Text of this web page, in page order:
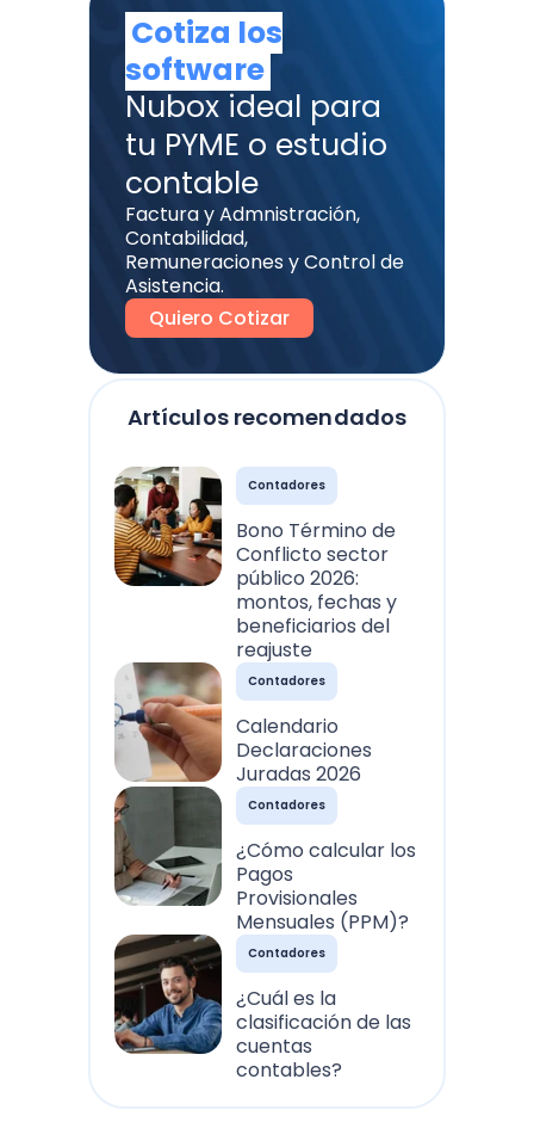
Artículos recomendados
Contadores
Bono Término de
Conflicto sector
público 2026:
montos, fechas y
beneficiarios del
reajuste
Contadores
Calendario
Declaraciones
Juradas 2026
Contadores
¿Cómo calcular los
Pagos
Provisionales
Mensuales (PPM)?
Contadores
¿Cuál es la
clasificación de las
cuentas
contables?
Cotiza los
software
Nubox ideal para
tu PYME o estudio
contable
Factura y Admnistración,
Contabilidad,
Remuneraciones y Control de
Asistencia.
Quiero Cotizar